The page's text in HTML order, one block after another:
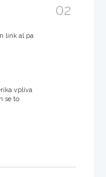
link al pa
vpliva
se to
02